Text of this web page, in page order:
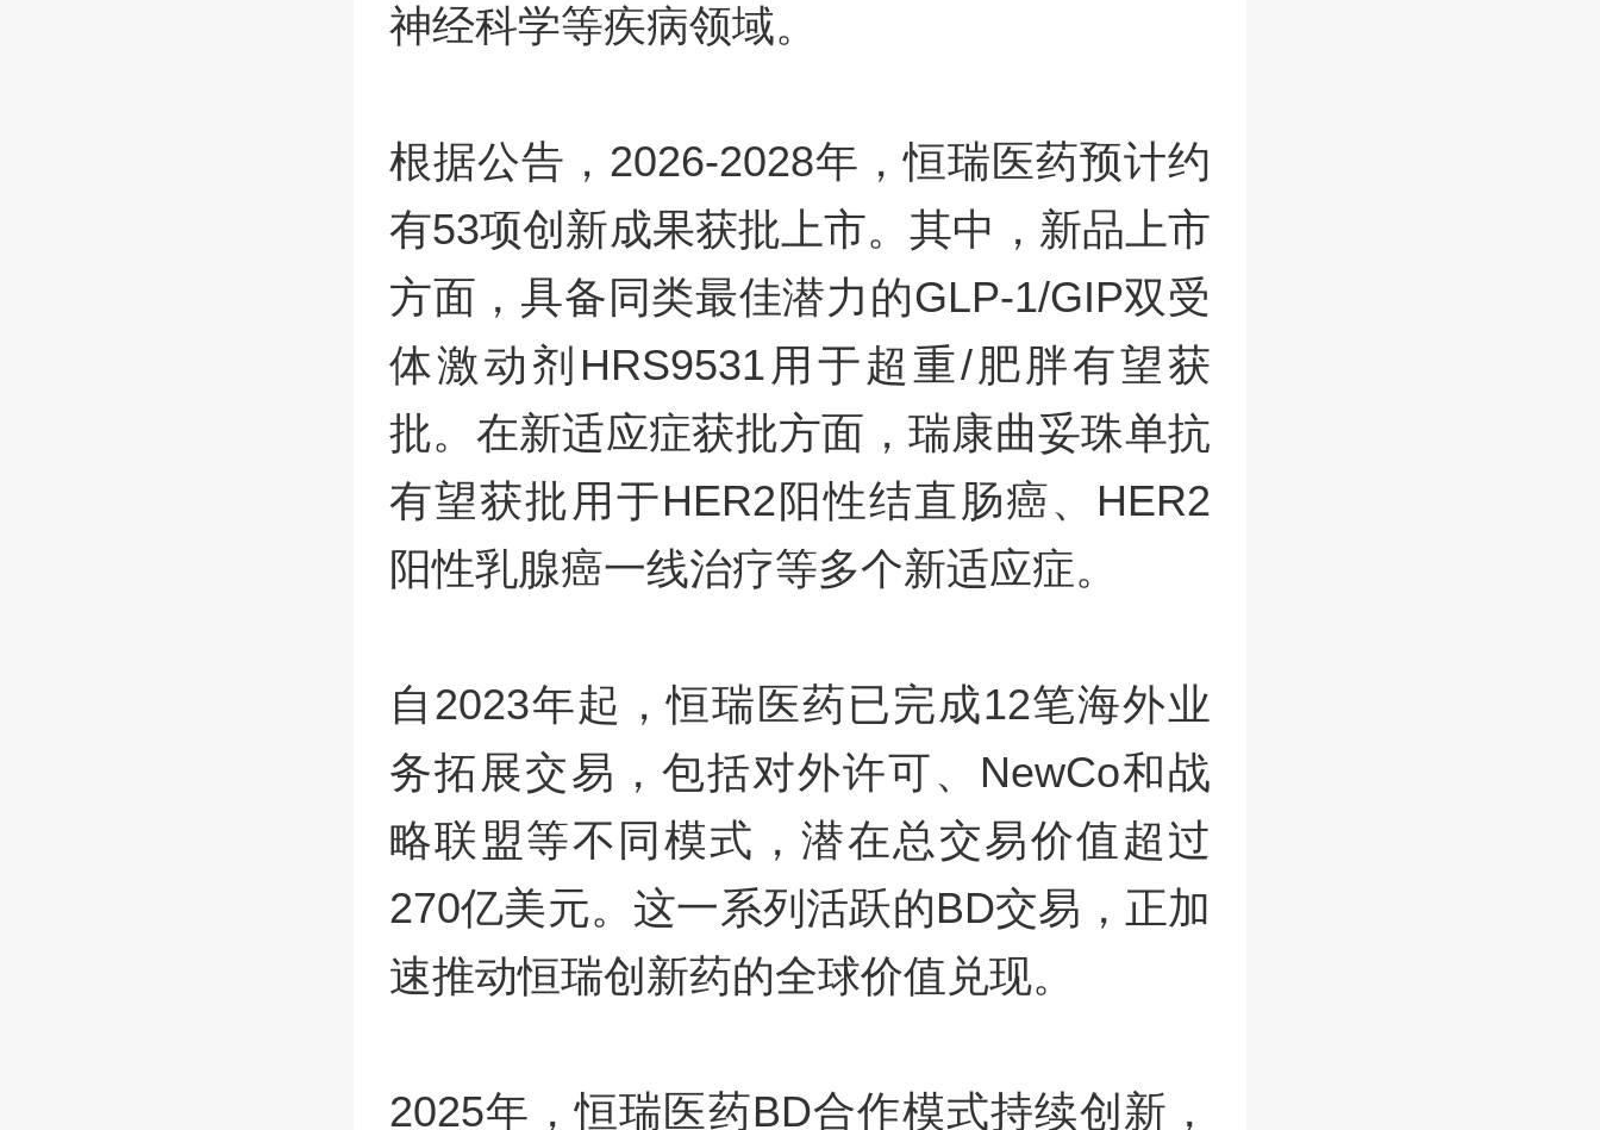
神经科学等疾病领域。
根据公告，2026-2028年，恒瑞医药预计约
有53项创新成果获批上市。其中，新品上市
方面，具备同类最佳潜力的GLP-1/GIP双受
体激动剂HRS9531用于超重/肥胖有望获
批。在新适应症获批方面，瑞康曲妥珠单抗
有望获批用于HER2阳性结直肠癌、HER2
阳性乳腺癌一线治疗等多个新适应症。
自2023年起，恒瑞医药已完成12笔海外业
务拓展交易，包括对外许可、NewCo和战
略联盟等不同模式，潜在总交易价值超过
270亿美元。这一系列活跃的BD交易，正加
速推动恒瑞创新药的全球价值兑现。
2025年，恒瑞医药BD合作模式持续创新，